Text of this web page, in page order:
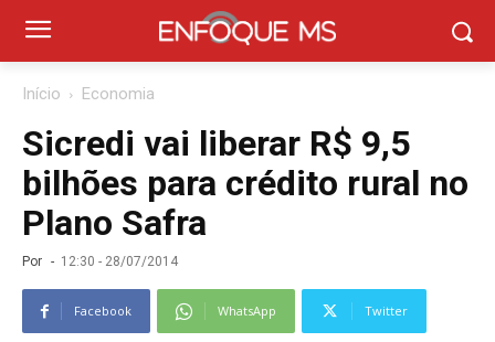
Início Economia
Sicredi vai liberar R$ 9,5
bilhões para crédito rural no
Plano Safra
Por - 12:30 - 28/07/2014
Facebook WhatsApp Twitter